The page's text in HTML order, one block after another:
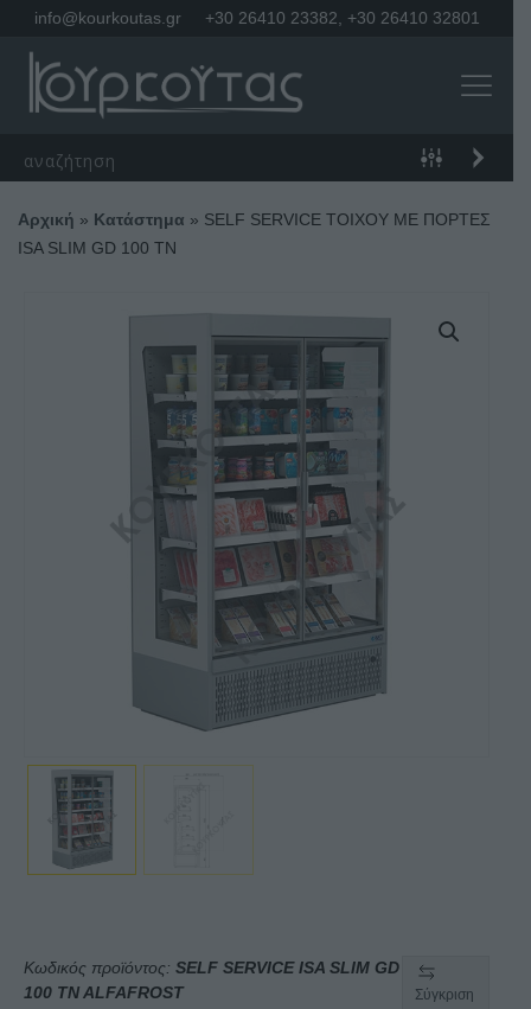
info@kourkoutas.gr +30 26410 23382 +30 26410 32801
Αρχική » Κατάστημα » SELF SERVICE ΤΟΙΧΟΥ ΜΕ ΠΟΡΤΕΣ
ISA SLIM GD 100 TN
Κωδικός προϊόντος: SELF SERVICE ISA SLIM GD
100 TN ALFAFROST
Σύγκριση